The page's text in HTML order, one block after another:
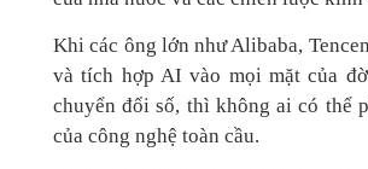
Khi các ông lớn như Alibaba,
và tích hợp AI vào mọi mặt của
chuyển đổi số, thì không ai có thể
của công nghệ toàn cầu.